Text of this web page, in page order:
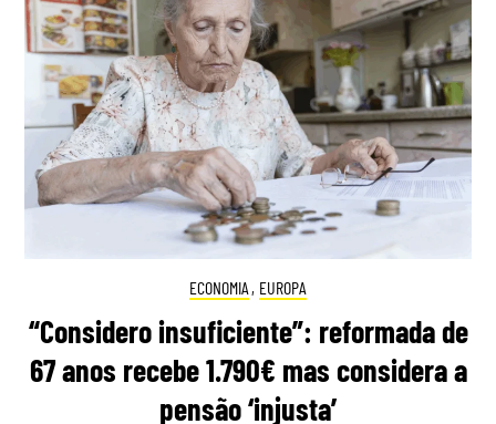
ECONOMIA , EUROPA
“Considero insuficiente”: reformada de
67 anos recebe 1.790€ mas considera a
pensão ‘injusta’